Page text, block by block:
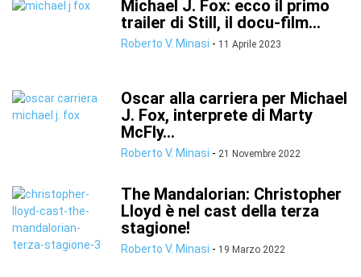
Michael J. Fox: ecco il primo
trailer di Still, il docu-film...
Roberto V. Minasi - 11 Aprile 2023
Oscar alla carriera per Michael
J. Fox, interprete di Marty
McFly...
Roberto V. Minasi - 21 Novembre 2022
The Mandalorian: Christopher
Lloyd è nel cast della terza
stagione!
Roberto V. Minasi - 19 Marzo 2022